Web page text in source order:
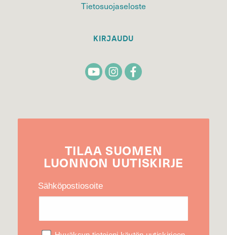
Tietosuojaseloste
KIRJAUDU
TILAA SUOMEN
LUONNON UUTIS­KIRJE
Sähköpostiosoite